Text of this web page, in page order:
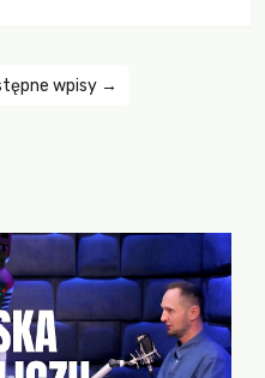
Wymagać to będzie
wpisy →